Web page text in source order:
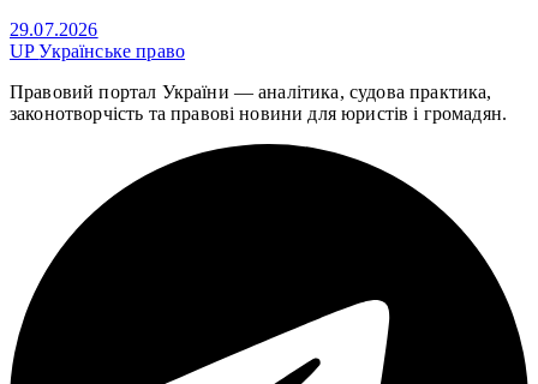
29.07.2026
UPУкраїнське право
Правовий портал України — аналітика, судова практика,
законотворчість та правові новини для юристів і громадян.